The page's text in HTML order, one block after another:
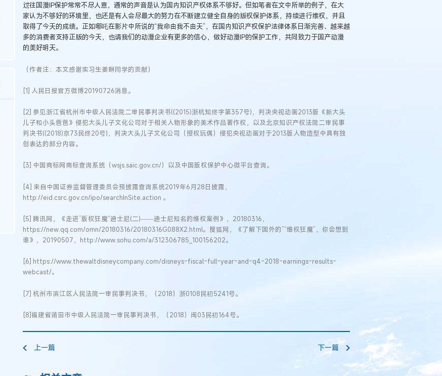
过往国漫IP保护常常不尽人意，通常的声音是认为国内知识产权体系不够好。但如笔者在文中所举的例子，在大
家认为不够好的环境里，也还是有人会尽最大的努力在不断建立健全自身的版权保护体系，持续进行维权，并且
取得了今天的成绩。正如哪吒在影片中所说的“我命由我不由天”，在国内知识产权保护法律体系日渐完善、越来越
多的消费者支持正版的今天，也请我们的动漫企业有更多的信心，做好动漫IP的保护工作，共同致力于国产动漫
的美好明天。
（作者注：本文感谢实习生姜琳同学的贡献）
[1] 人民日报官方微博20190726消息。
[2] 参见浙江省杭州市中级人民法院二审民事判决书((2015)浙杭知终字第357号)，判决央视动画2013版《新大头
儿子和小头爸爸》侵犯大头儿子文化公司对于相关人物形象的美术作品著作权，以及北京知识产权法院二审民事
判决书((2018)京73民终20号)，判决大头儿子文化公司（授权玩偶）侵犯央视动画对于2013版人物造型中具有独
创表达的部分内容。
[3] 中国商标网商标查询系统（wsjs.saic.gov.cn/）以及中国版权保护中心微平台查询。
[4] 来自中国证券监督管理委员会预披露查询系统2019年6月28日披露，
http://eid.csrc.gov.cn/ipo/searchInSite.action 。
[5] 腾讯网，《走进”版权狂魔“迪士尼(二)——迪士尼知名的维权案例》，20180316，
https://new.qq.com/omn/20180316/20180316G088X2.html。搜狐网，《了解下国外的”“维权狂魔”，你会想到
谁》，20190507，http://www.sohu.com/a/312306785_100156202。
[6] https://www.thewaltdisneycompany.com/disneys-fiscal-full-year-and-q4-2018-earnings-results-
webcast/。
[7] 杭州市滨江区人民法院一审民事判决书，（2018）浙0108民初5241号。
[8]福建省莆田市中级人民法院一审民事判决书，（2018）闽03民初164号。
上一篇 下一篇